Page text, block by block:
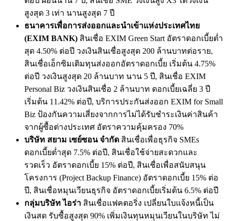
สูงสุด 3 เท่า นานสูงสุด 7 ปี
ธนาคารเพื่อการส่งออกและนำเข้าแห่งประเทศไทย
(EXIM BANK) สินเชื่อ EXIM Green Start อัตราดอกเบี้ยต่ำ
สุด 4.50% ต่อปี วงเงินสินเชื่อสูงสุด 200 ล้านบาทต่อราย,
สินเชื่อเอ็กซิมเติมทุนส่งออกอัตราดอกเบี้ย เริ่มต้น 4.75%
ต่อปี วงเงินสูงสุด 20 ล้านบาท นาน 5 ปี, สินเชื่อ EXIM
Personal Biz วงเงินสินเชื่อ 2 ล้านบาท ดอกเบี้ยเฉลี่ย 3 ปี
เริ่มต้น 11.42% ต่อปี, บริการประกันส่งออก EXIM for Small
Biz ป้องกันความเสี่ยงจากการไม่ได้รับชำระเงินค่าสินค้า
จากผู้ซื้อต่างประเทศ อัตราความคุ้มครอง 70%
บริษัท สยาม เซย์ซอน จำกัด สินเชื่อเพื่อธุรกิจ SMEs
ดอกเบี้ยต่ำสุด 7.5% ต่อปี, สินเชื่อใช้จ่ายสะดวกและ
รวดเร็ว อัตราดอกเบี้ย 15% ต่อปี, สินเชื่อเพื่อสนับสนุน
โครงการ (Project Backup Finance) อัตราดอกเบี้ย 15% ต่อ
ปี, สินเชื่อหมุนเวียนธุรกิจ อัตราดอกเบี้ยเริ่มต้น 6.5% ต่อปี
กลุ่มบริษัท ไอร่า สินเชื่อแฟคตอริ่ง เปลี่ยนใบแจ้งหนี้เป็น
เงินสด รับซื้อสูงสุด 90% เพิ่มเงินทุนหมุนเวียนในบริษัท ไม่